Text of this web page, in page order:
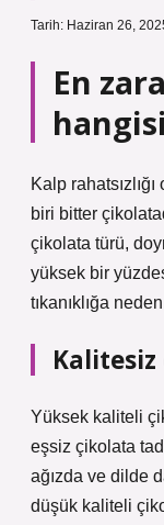
Tarih: Haziran 26,
En
Kalp
biri bitter
çikolata türü,
yüksek bir
tıkanıklığa
Kalitesiz
Yüksek kaliteli
eşsiz çikolata
ağızda ve dilde
düşük kaliteli